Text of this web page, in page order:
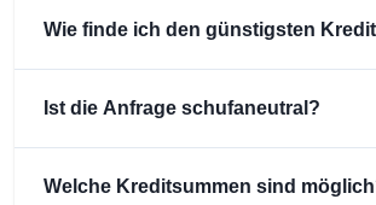
Wie finde ich den günstigsten
Ist die Anfrage schufaneutral?
Welche Kreditsummen sind